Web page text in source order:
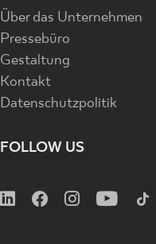
Über das Unternehmen
Pressebüro
Gestaltung
Kontakt
Datenschutzpolitik
FOLLOW US